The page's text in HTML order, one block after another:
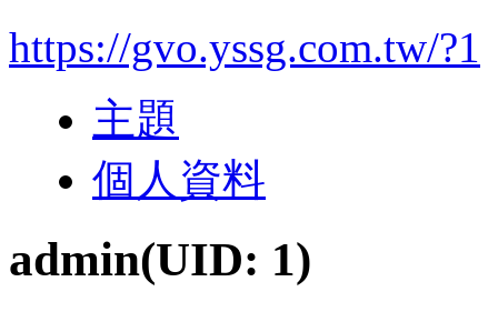
https://gvo.yssg.com.tw/?1
主題
個人資料
admin(UID: 1)